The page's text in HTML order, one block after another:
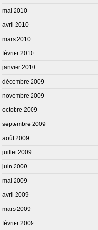
mai 2010
avril 2010
mars 2010
février 2010
janvier 2010
décembre 2009
novembre 2009
octobre 2009
septembre 2009
août 2009
juillet 2009
juin 2009
mai 2009
avril 2009
mars 2009
février 2009